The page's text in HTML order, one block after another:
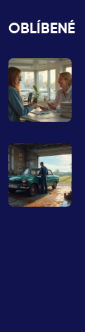
OBLÍBENÉ